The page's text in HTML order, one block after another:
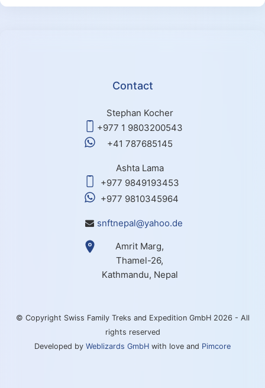
Contact
Stephan Kocher
+977 1 9803200543
+41 787685145
Ashta Lama
+977 9849193453
+977 9810345964
snftnepal@yahoo.de
Amrit Marg,
Thamel-26,
Kathmandu, Nepal
© Copyright Swiss Family Treks and Expedition GmbH 2026 - All
rights reserved
Developed by Weblizards GmbH with love and Pimcore